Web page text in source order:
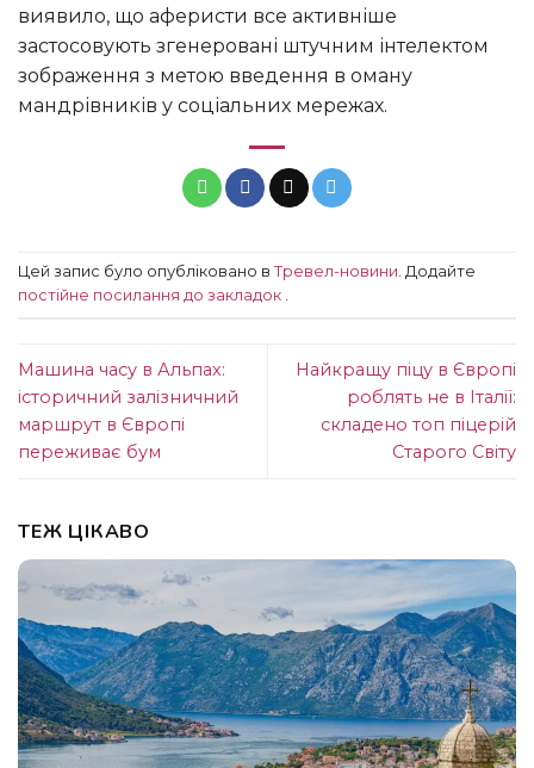
виявило, що аферисти все активніше
застосовують згенеровані штучним інтелектом
зображення з метою введення в оману
мандрівників у соціальних мережах.
Цей запис було опубліковано в Тревел-новини. Додайте
постійне посилання до закладок .
Машина часу в Альпах:
історичний залізничний
маршрут в Європі
переживає бум
Найкращу піцу в Європі
роблять не в Італії:
складено топ піцерій
Старого Світу
ТЕЖ ЦІКАВО